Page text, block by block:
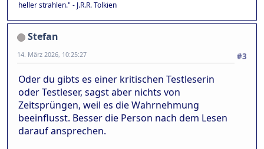
heller strahlen." - J.R.R. Tolkien
Stefan
#3
14. März 2026, 10:25:27
Oder du gibts es einer kritischen Testleserin
oder Testleser, sagst aber nichts von
Zeitsprüngen, weil es die Wahrnehmung
beeinflusst. Besser die Person nach dem Lesen
darauf ansprechen.